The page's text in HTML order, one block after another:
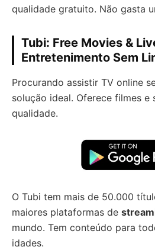
qualidade gratuito. Não gasta
Tubi: Free Movies &
Entretenimento Sem
Procurando assistir TV online
solução ideal. Oferece filmes e
qualidade.
O Tubi tem mais de 50.000
maiores plataformas de
mundo. Tem conteúdo para
idades.